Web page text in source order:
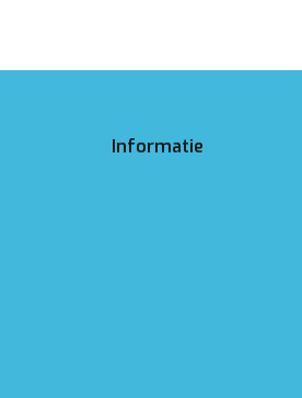
Informatie